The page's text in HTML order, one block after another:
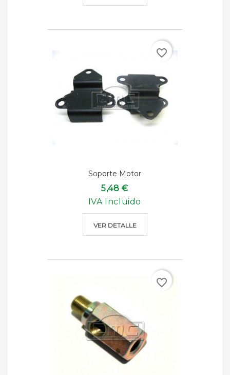
Soporte Motor
5,48 €
IVA Incluido
VER DETALLE
favorite_border
favorite_border